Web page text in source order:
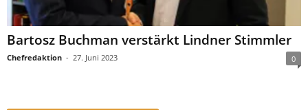
Bartosz Buchman verstärkt Lindner Stimmler
Chefredaktion - 27. Juni 2023 0